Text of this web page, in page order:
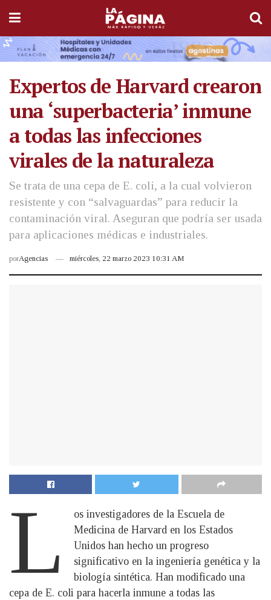
Expertos de Harvard crearon
una ‘superbacteria’ inmune
a todas las infecciones
virales de la naturaleza
Se trata de una cepa de E. coli, a la cual volvieron
resistente y con “salvaguardas” para reducir la
contaminación viral. Aseguran que podría ser usada
para aplicaciones médicas e industriales.
porAgencias miércoles, 22 marzo 2023 10:31 AM
L
os investigadores de la Escuela de
Medicina de Harvard en los Estados
Unidos han hecho un progreso
significativo en la ingeniería genética y la
biología sintética. Han modificado una
cepa de E. coli para hacerla inmune a todas las